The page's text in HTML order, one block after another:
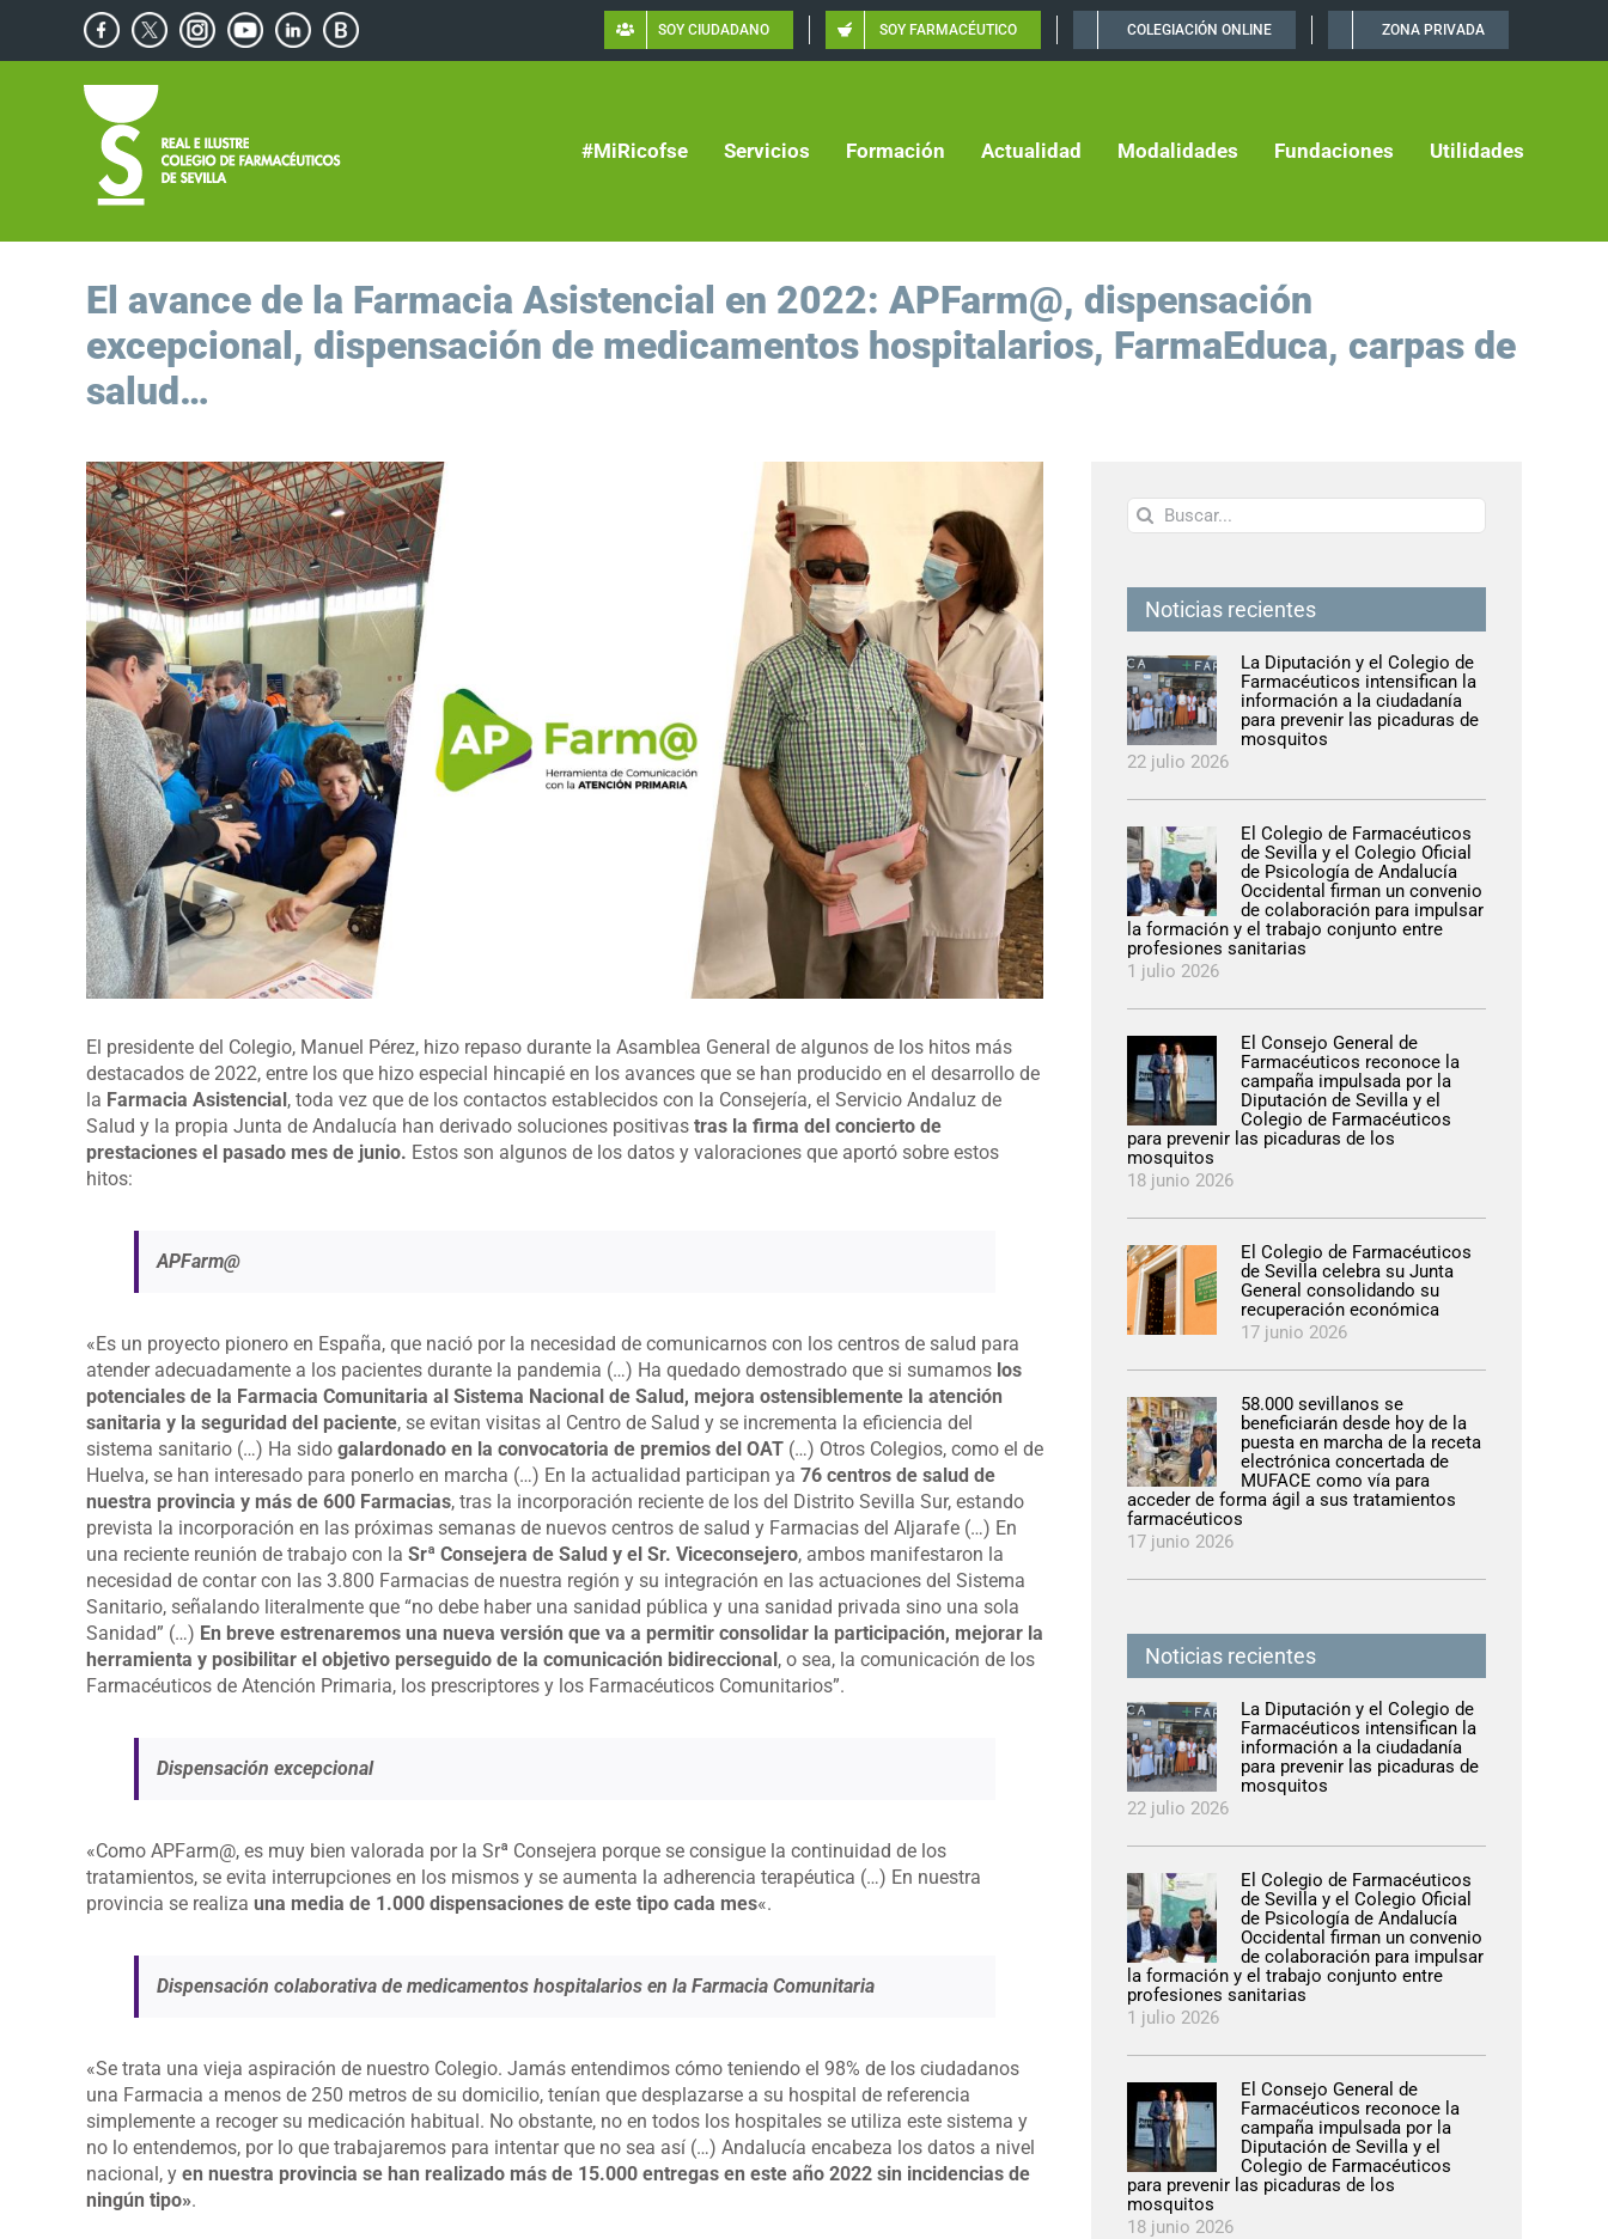
contenido
Facebook
X Instagram
YouTube
Linkedin
Blog
de
SOY CIUDADANO SOY FARMACÉUTICO COLEGIACIÓN ONLINE ZONA PRIVADA
#MiRicofse Servicios Formación Actualidad Modalidades Fundaciones Utilidades
El avance de la Farmacia Asistencial en 2022: APFarm@, dispensación
excepcional, dispensación de medicamentos hospitalarios, FarmaEduca, carpas de
salud…
Ver
imagen
más
grande
El presidente del Colegio, Manuel Pérez, hizo repaso durante la Asamblea General de algunos de los hitos más
destacados de 2022, entre los que hizo especial hincapié en los avances que se han producido en el desarrollo de
la Farmacia Asistencial, toda vez que de los contactos establecidos con la Consejería, el Servicio Andaluz de
Salud y la propia Junta de Andalucía han derivado soluciones positivas tras la firma del concierto de
prestaciones el pasado mes de junio. Estos son algunos de los datos y valoraciones que aportó sobre estos
hitos:
APFarm@
«Es un proyecto pionero en España, que nació por la necesidad de comunicarnos con los centros de salud para
atender adecuadamente a los pacientes durante la pandemia (…) Ha quedado demostrado que si sumamos los
potenciales de la Farmacia Comunitaria al Sistema Nacional de Salud, mejora ostensiblemente la atención
sanitaria y la seguridad del paciente, se evitan visitas al Centro de Salud y se incrementa la eficiencia del
sistema sanitario (…) Ha sido galardonado en la convocatoria de premios del OAT (…) Otros Colegios, como el de
Huelva, se han interesado para ponerlo en marcha (…) En la actualidad participan ya 76 centros de salud de
nuestra provincia y más de 600 Farmacias, tras la incorporación reciente de los del Distrito Sevilla Sur, estando
prevista la incorporación en las próximas semanas de nuevos centros de salud y Farmacias del Aljarafe (…) En
una reciente reunión de trabajo con la Srª Consejera de Salud y el Sr. Viceconsejero, ambos manifestaron la
necesidad de contar con las 3.800 Farmacias de nuestra región y su integración en las actuaciones del Sistema
Sanitario, señalando literalmente que “no debe haber una sanidad pública y una sanidad privada sino una sola
Sanidad” (…) En breve estrenaremos una nueva versión que va a permitir consolidar la participación, mejorar la
herramienta y posibilitar el objetivo perseguido de la comunicación bidireccional, o sea, la comunicación de los
Farmacéuticos de Atención Primaria, los prescriptores y los Farmacéuticos Comunitarios”.
Dispensación excepcional
«Como APFarm@, es muy bien valorada por la Srª Consejera porque se consigue la continuidad de los
tratamientos, se evita interrupciones en los mismos y se aumenta la adherencia terapéutica (…) En nuestra
provincia se realiza una media de 1.000 dispensaciones de este tipo cada mes«.
Dispensación colaborativa de medicamentos hospitalarios en la Farmacia Comunitaria
«Se trata una vieja aspiración de nuestro Colegio. Jamás entendimos cómo teniendo el 98% de los ciudadanos
una Farmacia a menos de 250 metros de su domicilio, tenían que desplazarse a su hospital de referencia
simplemente a recoger su medicación habitual. No obstante, no en todos los hospitales se utiliza este sistema y
no lo entendemos, por lo que trabajaremos para intentar que no sea así (…) Andalucía encabeza los datos a nivel
nacional, y en nuestra provincia se han realizado más de 15.000 entregas en este año 2022 sin incidencias de
ningún tipo».
Buscar:
Noticias recientes
La Diputación y el Colegio de
Farmacéuticos intensifican la
información a la ciudadanía
para prevenir las picaduras de
mosquitos
22 julio 2026
El Colegio de Farmacéuticos
de Sevilla y el Colegio Oficial
de Psicología de Andalucía
Occidental firman un convenio
de colaboración para impulsar
la formación y el trabajo conjunto entre
profesiones sanitarias
1 julio 2026
El Consejo General de
Farmacéuticos reconoce la
campaña impulsada por la
Diputación de Sevilla y el
Colegio de Farmacéuticos
para prevenir las picaduras de los
mosquitos
18 junio 2026
El Colegio de Farmacéuticos
de Sevilla celebra su Junta
General consolidando su
recuperación económica
17 junio 2026
58.000 sevillanos se
beneficiarán desde hoy de la
puesta en marcha de la receta
electrónica concertada de
MUFACE como vía para
acceder de forma ágil a sus tratamientos
farmacéuticos
17 junio 2026
Noticias recientes
La Diputación y el Colegio de
Farmacéuticos intensifican la
información a la ciudadanía
para prevenir las picaduras de
mosquitos
22 julio 2026
El Colegio de Farmacéuticos
de Sevilla y el Colegio Oficial
de Psicología de Andalucía
Occidental firman un convenio
de colaboración para impulsar
la formación y el trabajo conjunto entre
profesiones sanitarias
1 julio 2026
El Consejo General de
Farmacéuticos reconoce la
campaña impulsada por la
Diputación de Sevilla y el
Colegio de Farmacéuticos
para prevenir las picaduras de los
mosquitos
18 junio 2026